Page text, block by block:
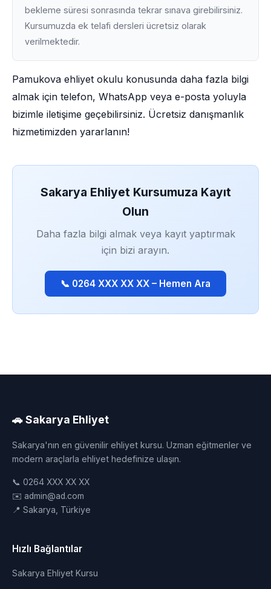
bekleme süresi sonrasında tekrar sınava girebilirsiniz.
Kursumuzda ek telafi dersleri ücretsiz olarak
verilmektedir.
Pamukova ehliyet okulu konusunda daha fazla bilgi
almak için telefon, WhatsApp veya e-posta yoluyla
bizimle iletişime geçebilirsiniz. Ücretsiz danışmanlık
hizmetimizden yararlanın!
Sakarya Ehliyet Kursumuza Kayıt
Olun
Daha fazla bilgi almak veya kayıt yaptırmak
için bizi arayın.
📞 0264 XXX XX XX – Hemen Ara
🚗 Sakarya Ehliyet
Sakarya'nın en güvenilir ehliyet kursu. Uzman eğitmenler ve
modern araçlarla ehliyet hedefinize ulaşın.
📞 0264 XXX XX XX
✉️ admin@ad.com
📍 Sakarya, Türkiye
Hızlı Bağlantılar
Sakarya Ehliyet Kursu